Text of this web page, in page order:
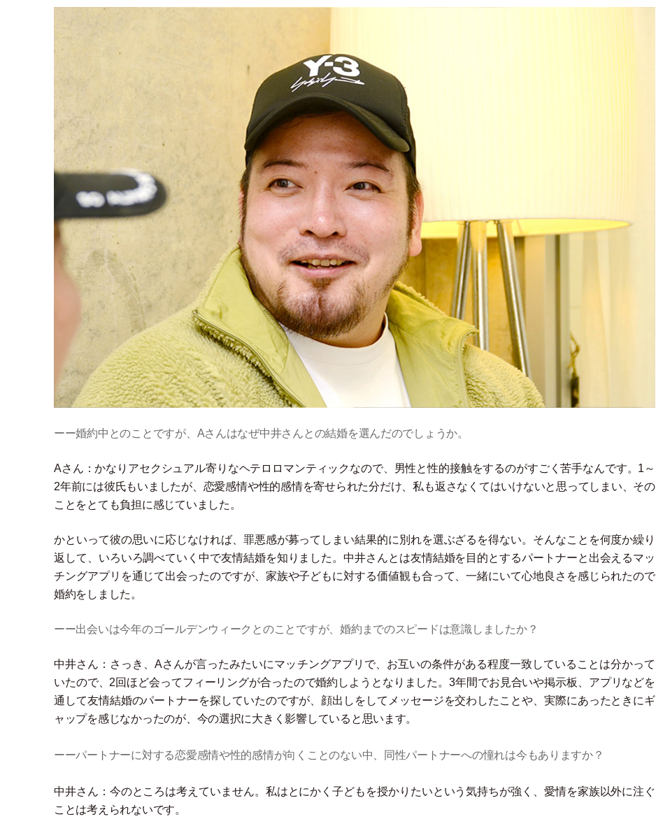
ーー婚約中とのことですが、Aさんはなぜ中井さんとの結婚を選んだのでしょうか。
Aさん：かなりアセクシュアル寄りなヘテロロマンティックなので、男性と性的接触をするのがすごく苦手なんです。1～
2年前には彼氏もいましたが、恋愛感情や性的感情を寄せられた分だけ、私も返さなくてはいけないと思ってしまい、その
ことをとても負担に感じていました。
かといって彼の思いに応じなければ、罪悪感が募ってしまい結果的に別れを選ぶざるを得ない。そんなことを何度か繰り
返して、いろいろ調べていく中で友情結婚を知りました。中井さんとは友情結婚を目的とするパートナーと出会えるマッ
チングアプリを通じて出会ったのですが、家族や子どもに対する価値観も合って、一緒にいて心地良さを感じられたので
婚約をしました。
ーー出会いは今年のゴールデンウィークとのことですが、婚約までのスピードは意識しましたか？
中井さん：さっき、Aさんが言ったみたいにマッチングアプリで、お互いの条件がある程度一致していることは分かって
いたので、2回ほど会ってフィーリングが合ったので婚約しようとなりました。3年間でお見合いや掲示板、アプリなどを
通して友情結婚のパートナーを探していたのですが、顔出しをしてメッセージを交わしたことや、実際にあったときにギ
ャップを感じなかったのが、今の選択に大きく影響していると思います。
ーーパートナーに対する恋愛感情や性的感情が向くことのない中、同性パートナーへの憧れは今もありますか？
中井さん：今のところは考えていません。私はとにかく子どもを授かりたいという気持ちが強く、愛情を家族以外に注ぐ
ことは考えられないです。